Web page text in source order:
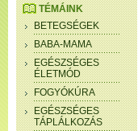
TÉMÁINK
BETEGSÉGEK
BABA-MAMA
EGÉSZSÉGES
ÉLETMÓD
FOGYÓKÚRA
EGÉSZSÉGES
TÁPLÁLKOZÁS